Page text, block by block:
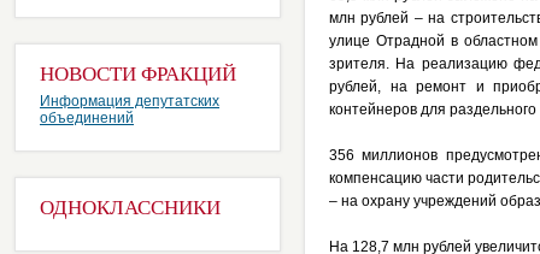
НОВОСТИ ФРАКЦИЙ
Информация депутатских
объединений
ОДНОКЛАССНИКИ
млн рублей – на
улице Отрадной в
зрителя. На реализацию
рублей, на ремонт и
контейнеров для
356 миллионов
компенсацию части
– на охрану учреждений
На 128,7 млн рублей